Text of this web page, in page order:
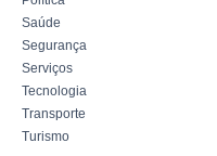
Saúde
Segurança
Serviços
Tecnologia
Transporte
Turismo